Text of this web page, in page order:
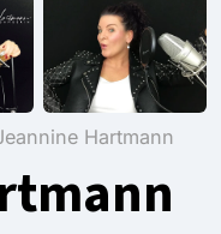
Hartmann